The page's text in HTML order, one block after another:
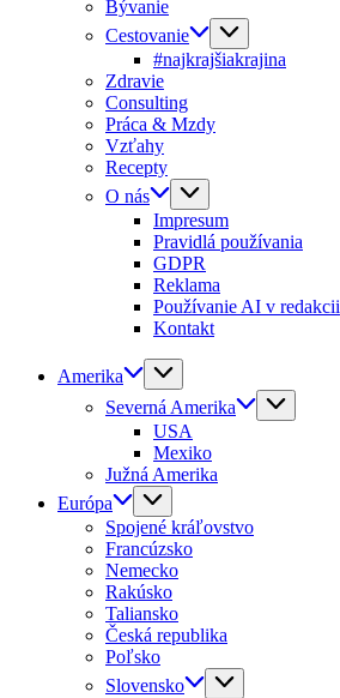
Bývanie
Cestovanie
#najkrajšiakrajina
Zdravie
Consulting
Práca & Mzdy
Vzťahy
Recepty
O nás
Impresum
Pravidlá používania
GDPR
Reklama
Používanie AI v redakcii
Kontakt
Amerika
Severná Amerika
USA
Mexiko
Južná Amerika
Európa
Spojené kráľovstvo
Francúzsko
Nemecko
Rakúsko
Taliansko
Česká republika
Poľsko
Slovensko